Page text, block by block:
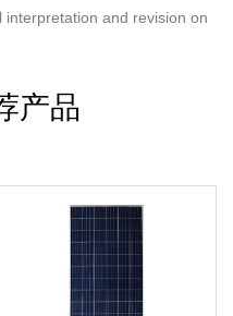
and revision on
产品